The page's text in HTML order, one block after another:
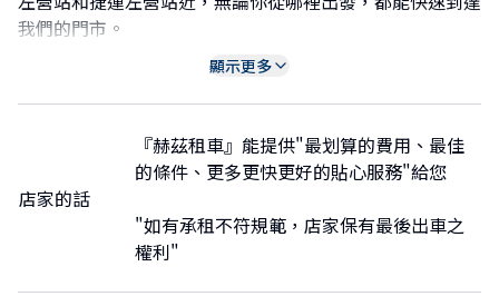
我們的門市。
我們的專業團隊將以熱誠的服務，提供您優質的租車體驗。
需要任何租車相關的協助嗎？請隨時透過LINE官方帳號客
服 @herze.tw，Whats app官方帳號客服
+886937953838，WeChat官方帳號客服:Herze_KHH，
kakaotalk官方帳號客服:Herze_kaohsuing與我們聯繫，我
們將竭誠為您提供解答。
無論是出遊還是商務需要，赫日租車左營高鐵門市都是您可
靠的選擇。期待在左營高鐵門市見到您！
顯示更多
店家的話
『赫茲租車』能提供"最划算的費用、最佳
的條件、更多更快更好的貼心服務"給您
"如有承租不符規範，店家保有最後出車之
權利"